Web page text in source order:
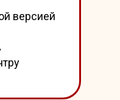
версией